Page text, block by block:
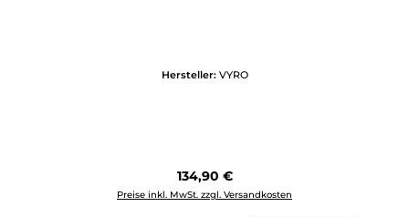
Hersteller: VYRO
Regulärer Preis:
134,90 €
Preise inkl. MwSt. zzgl. Versandkosten